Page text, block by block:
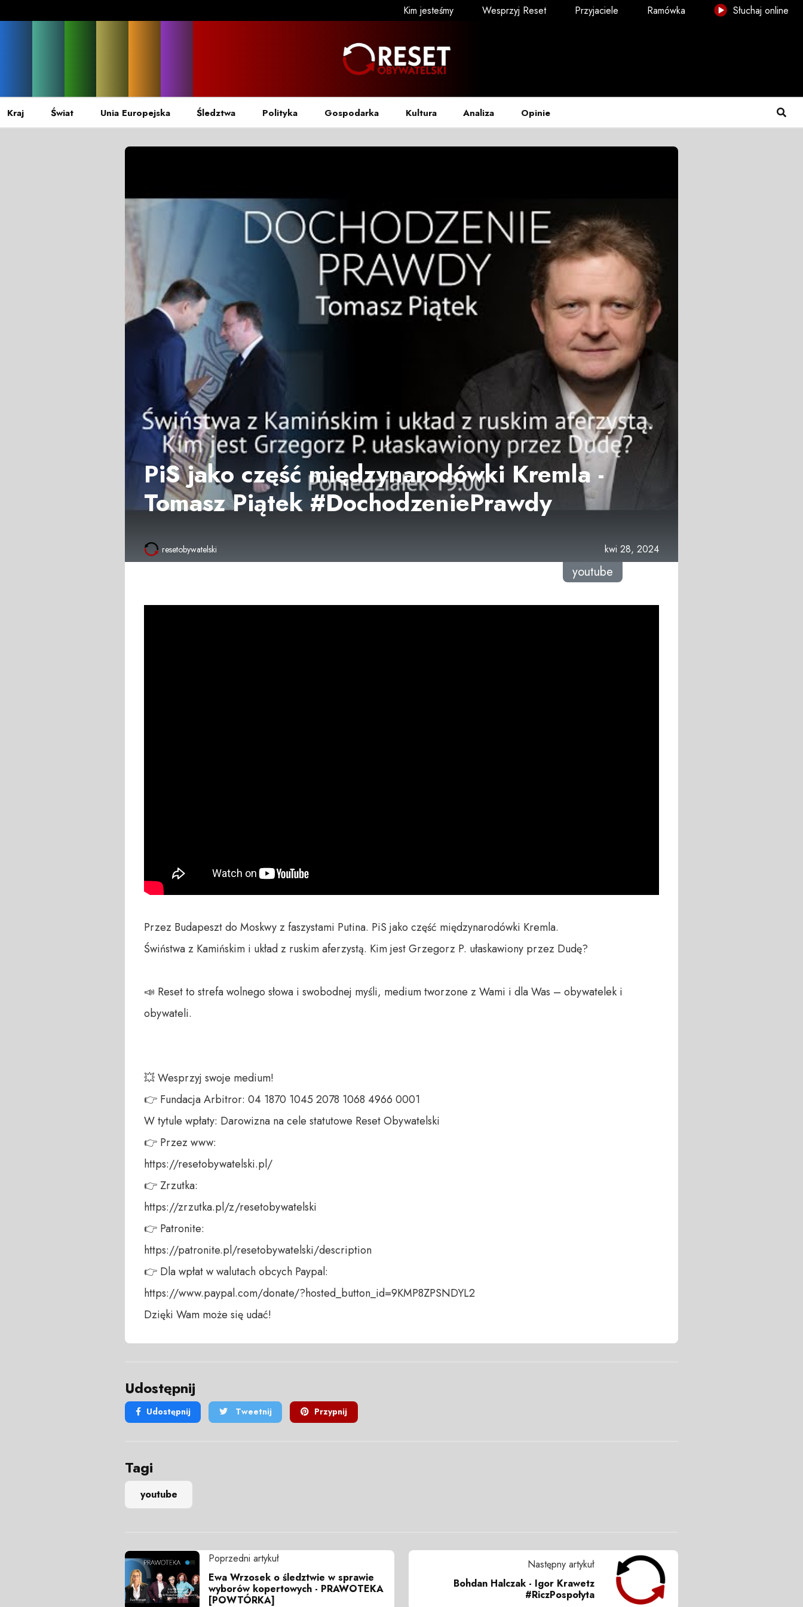
Kim jesteśmy Wesprzyj Reset Przyjaciele Ramówka Słuchaj online
Kraj Świat Unia Europejska Śledztwa Polityka Gospodarka Kultura Analiza Opinie
PiS jako część międzynarodówki Kremla -
Tomasz Piątek #DochodzeniePrawdy
resetobywatelski kwi 28, 2024
youtube
Przez Budapeszt do Moskwy z faszystami Putina. PiS jako część międzynarodówki Kremla.
Świństwa z Kamińskim i układ z ruskim aferzystą. Kim jest Grzegorz P. ułaskawiony przez Dudę?
📣 Reset to strefa wolnego słowa i swobodnej myśli, medium tworzone z Wami i dla Was – obywatelek i
obywateli.
💥 Wesprzyj swoje medium!
👉 Fundacja Arbitror: 04 1870 1045 2078 1068 4966 0001
W tytule wpłaty: Darowizna na cele statutowe Reset Obywatelski
👉 Przez www:
https://resetobywatelski.pl/
👉 Zrzutka:
https://zrzutka.pl/z/resetobywatelski
👉 Patronite:
https://patronite.pl/resetobywatelski/description
👉 Dla wpłat w walutach obcych Paypal:
https://www.paypal.com/donate/?hosted_button_id=9KMP8ZPSNDYL2
Dzięki Wam może się udać!
Udostępnij
Udostępnij Tweetnij Przypnij
Tagi
youtube
Poprzedni artykuł
Ewa Wrzosek o śledztwie w sprawie
wyborów kopertowych - PRAWOTEKA
[POWTÓRKA]
Następny artykuł
Bohdan Halczak - Igor Krawetz
#RiczPospołyta